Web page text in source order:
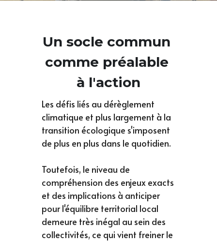
Un socle commun
comme préalable
à l'action
Les défis liés au dérèglement
climatique et plus largement à la
transition écologique s'imposent
de plus en plus dans le quotidien.
Toutefois, le niveau de
compréhension des enjeux exacts
et des implications à anticiper
pour l'équilibre territorial local
demeure très inégal au sein des
collectivités, ce qui vient freiner le